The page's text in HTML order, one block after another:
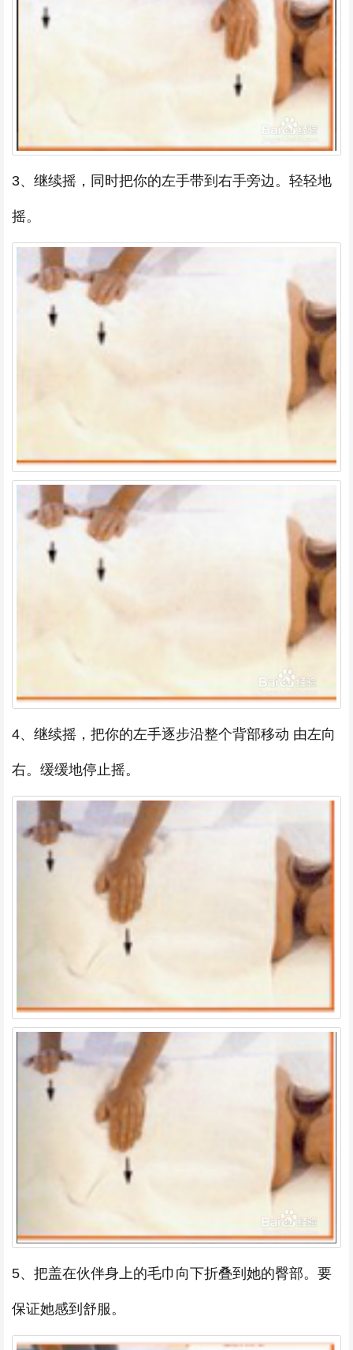
3、继续摇，同时把你的左手带到右手旁边。轻轻地
摇。
4、继续摇，把你的左手逐步沿整个背部移动 由左向
右。缓缓地停止摇。
5、把盖在伙伴身上的毛巾向下折叠到她的臀部。要
保证她感到舒服。